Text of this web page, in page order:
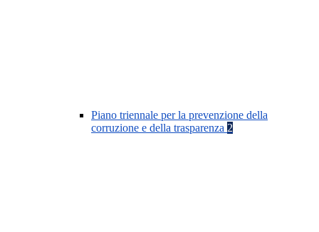
Piano triennale per la prevenzione della
corruzione e della trasparenza 2